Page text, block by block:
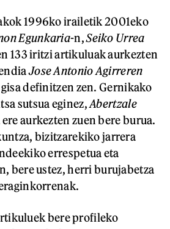
1996ko irailetik 2001eko
Egunkaria-n,Seiko Urrea
133 iritzi artikuluak aurkezten
Jose Antonio Agirreren
gisa definitzen zen. Gernikako
sutsua eginez,Abertzale
ere aurkezten zuen bere burua.
bizitzarekiko jarrera
errespetua eta
bere ustez, herri burujabetza
bere profileko